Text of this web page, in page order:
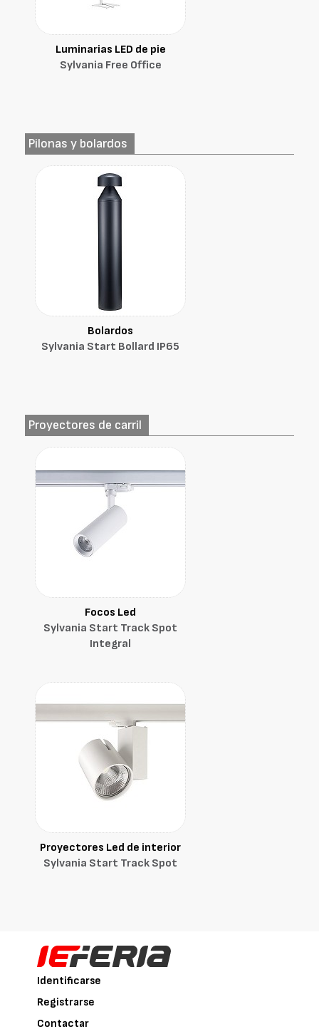
Luminarias LED de pie
Sylvania Free Office
Pilonas y bolardos
Bolardos
Sylvania Start Bollard IP65
Proyectores de carril
Focos Led
Sylvania Start Track Spot
Integral
Proyectores Led de interior
Sylvania Start Track Spot
Identificarse
Registrarse
Contactar